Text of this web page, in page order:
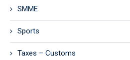
SMME
Sports
Taxes – Customs